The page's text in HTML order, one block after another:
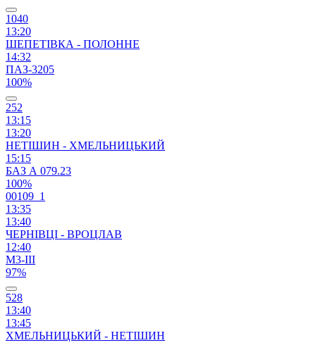
1040
13:20
ШЕПЕТІВКА - ПОЛОННЕ
14:32
ПАЗ-3205
100%
252
13:15
13:20
НЕТІШИН - ХМЕЛЬНИЦЬКИЙ
15:15
БАЗ А 079.23
100%
00109_1
13:35
13:40
ЧЕРНІВЦІ - ВРОЦЛАВ
12:40
М3-ІІІ
97%
528
13:40
13:45
ХМЕЛЬНИЦЬКИЙ - НЕТІШИН